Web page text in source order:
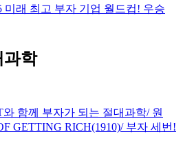
미래 최고 부자 기업 월드컵! 우승
과학
와 함께 부자가 되는 절대과학/ 원
GETTING RICH(1910)/ 부자 세번!